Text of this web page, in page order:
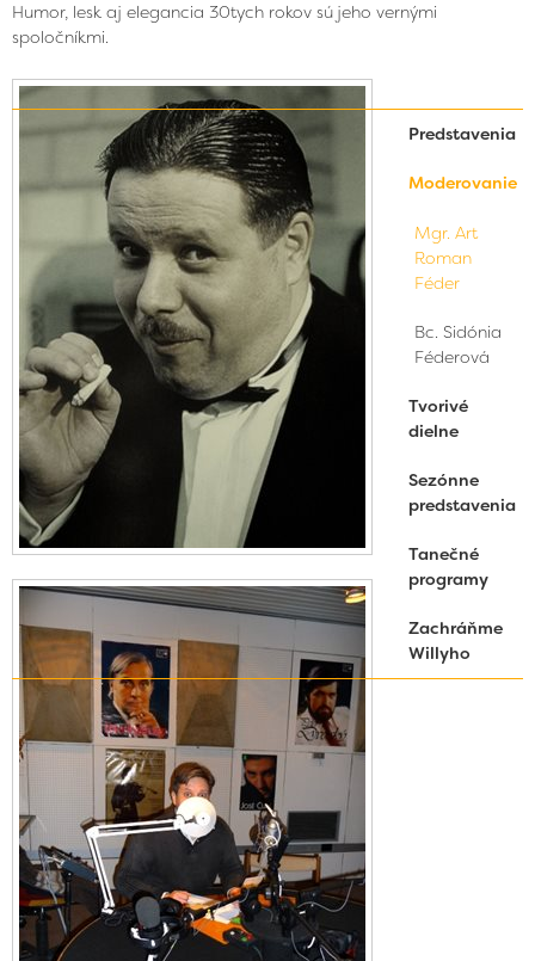
Humor, lesk aj elegancia 30tych rokov sú jeho vernými
spoločníkmi.
Predstavenia
Moderovanie
Mgr. Art
Roman
Féder
Bc. Sidónia
Féderová
Tvorivé
dielne
Sezónne
predstavenia
Tanečné
programy
Zachráňme
Willyho